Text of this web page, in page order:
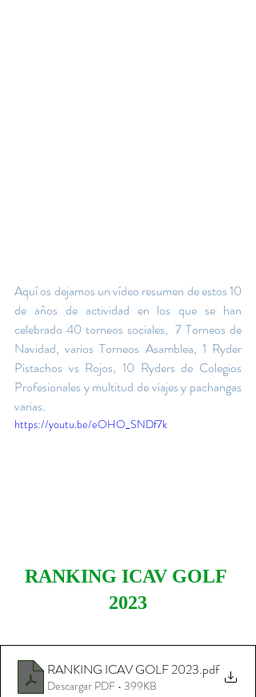
Aquí os dejamos un vídeo resumen de estos 10
de años de actividad en los que se han
celebrado 40 torneos sociales,  7 Torneos de
Navidad, varios Torneos Asamblea, 1 Ryder
Pistachos vs Rojos, 10 Ryders de Colegios
Profesionales y multitud de viajes y pachangas
varias.
https://youtu.be/eOHO_SNDf7k
RANKING ICAV GOLF
2023
RANKING ICAV GOLF 2023.pdf
Descargar PDF • 399KB